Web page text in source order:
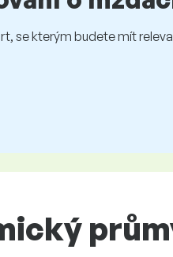
se kterým budete mít